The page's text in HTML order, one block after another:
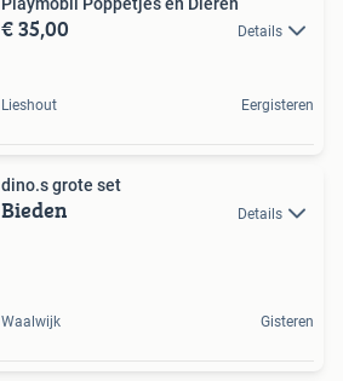
€ 35,00 Details
Lieshout Eergisteren
dino.s grote set
Bieden Details
Waalwijk Gisteren